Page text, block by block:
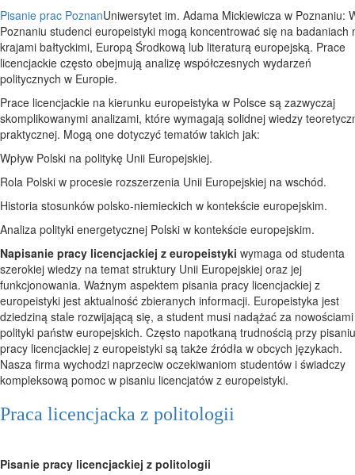
Pisanie prac PoznanUniwersytet im. Adama Mickiewicza w Poznaniu:
Poznaniu studenci europeistyki mogą koncentrować się na badaniach
krajami bałtyckimi, Europą Środkową lub literaturą europejską. Prace
licencjackie często obejmują analizę współczesnych wydarzeń
politycznych w Europie.
Prace licencjackie na kierunku europeistyka w Polsce są zazwyczaj
skomplikowanymi analizami, które wymagają solidnej wiedzy
praktycznej. Mogą one dotyczyć tematów takich jak:
Wpływ Polski na politykę Unii Europejskiej.
Rola Polski w procesie rozszerzenia Unii Europejskiej na wschód.
Historia stosunków polsko-niemieckich w kontekście europejskim.
Analiza polityki energetycznej Polski w kontekście europejskim.
Napisanie pracy licencjackiej z europeistyki wymaga od studenta
szerokiej wiedzy na temat struktury Unii Europejskiej oraz jej
funkcjonowania. Ważnym aspektem pisania pracy licencjackiej z
europeistyki jest aktualność zbieranych informacji. Europeistyka jest
dziedziną stale rozwijającą się, a student musi nadążać za nowościami
polityki państw europejskich. Często napotkaną trudnością przy pisaniu
pracy licencjackiej z europeistyki są także źródła w obcych językach.
Nasza firma wychodzi naprzeciw oczekiwaniom studentów i świadczy
kompleksową pomoc w pisaniu licencjatów z europeistyki.
Praca licencjacka z politologii
Pisanie pracy licencjackiej z politologii